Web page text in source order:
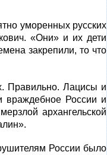
уморенных русских
«Они» и их дети
закрепили, то что
Правильно. Лацисы и
враждебное России и
архангельской
России было